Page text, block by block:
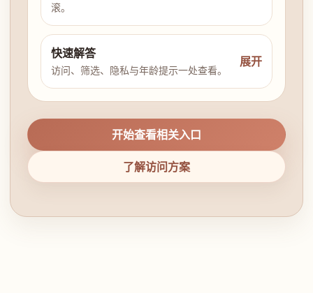
滚。
快速解答
访问、筛选、隐私与年龄提示一处查看。
展开
开始查看相关入口
了解访问方案